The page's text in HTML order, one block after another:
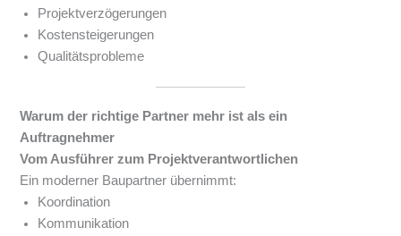
Projektverzögerungen
Kostensteigerungen
Qualitätsprobleme
Warum der richtige Partner mehr ist als ein
Auftragnehmer
Vom Ausführer zum Projektverantwortlichen
Ein moderner Baupartner übernimmt:
Koordination
Kommunikation